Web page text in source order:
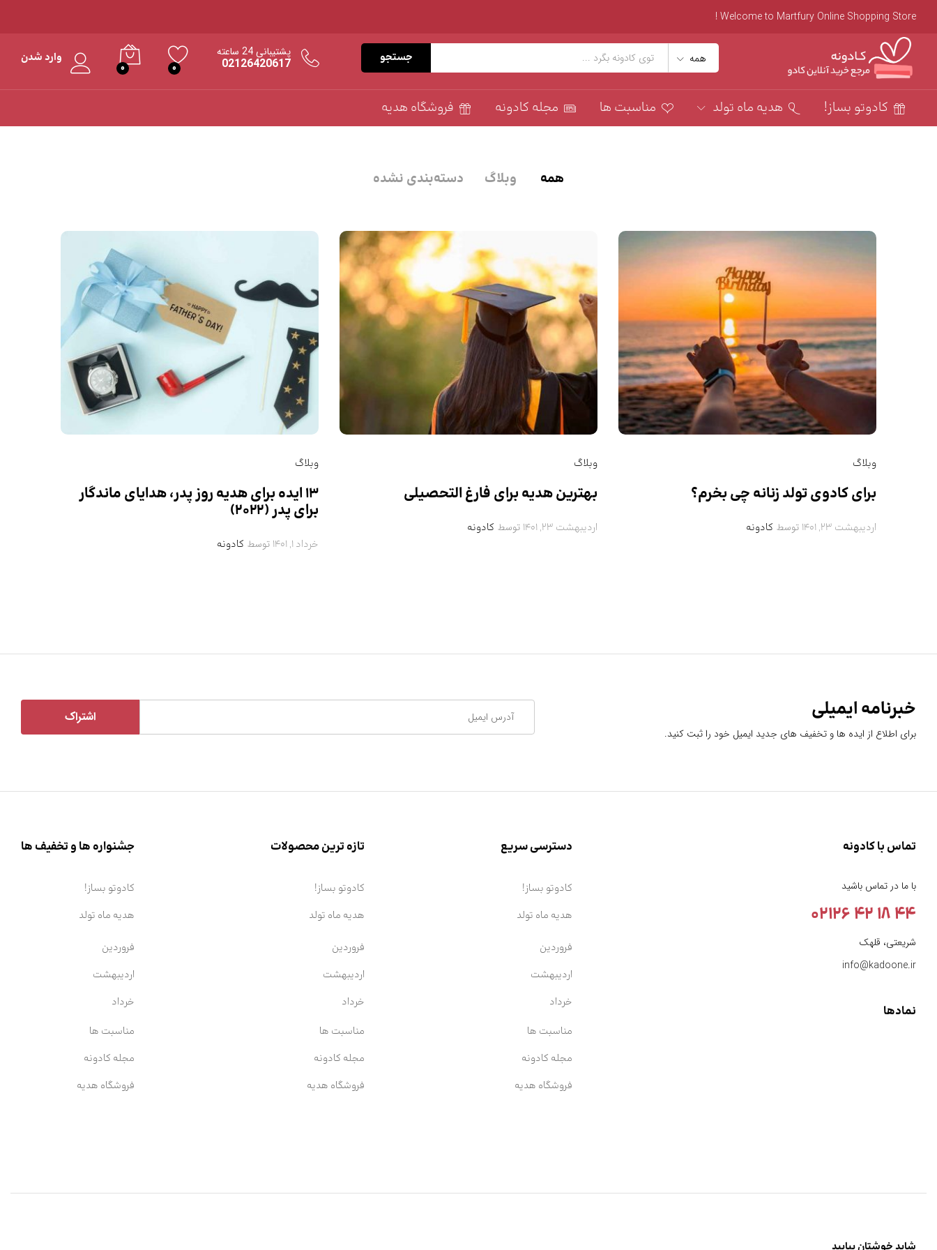
Welcome to Martfury Online Shopping Store !
همه جستجو پشتیبانی 24 ساعته
02126420617
0
0
وارد شدن
کادوتو بساز! هدیه ماه تولد مناسبت ها مجله کادونه فروشگاه هدیه
همه وبلاگ دسته‌بندی نشده
وبلاگ
13 ایده برای هدیه روز پدر، هدایای ماندگار
برای پدر (2022)
خرداد 1, 1401 توسط کادونه
وبلاگ
بهترین هدیه برای فارغ التحصیلی
اردیبهشت 23, 1401 توسط کادونه
وبلاگ
برای کادوی تولد زنانه چی بخرم؟
اردیبهشت 23, 1401 توسط کادونه
خبرنامه ایمیلی
برای اطلاع از ایده ها و تخفیف های جدید ایمیل خود را ثبت کنید.
تماس با کادونه
با ما در تماس باشید
44 18 42 02126
شریعتی، قلهک
info@kadoone.ir
نمادها
دسترسی سریع
کادوتو بساز!
هدیه ماه تولد
فروردین
اردیبهشت
خرداد
مناسبت ها
مجله کادونه
فروشگاه هدیه
تازه ترین محصولات
کادوتو بساز!
هدیه ماه تولد
فروردین
اردیبهشت
خرداد
مناسبت ها
مجله کادونه
فروشگاه هدیه
جشنواره ها و تخفیف ها
کادوتو بساز!
هدیه ماه تولد
فروردین
اردیبهشت
خرداد
مناسبت ها
مجله کادونه
فروشگاه هدیه
شاید خوشتان بیایید